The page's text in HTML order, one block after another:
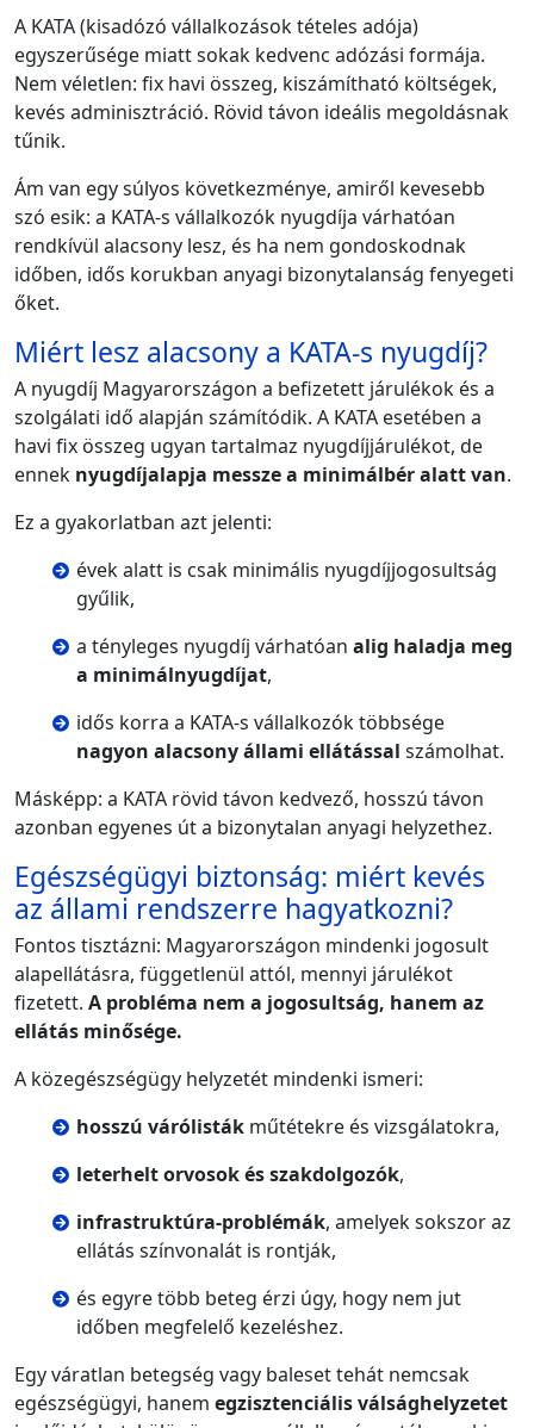
A KATA (kisadózó vállalkozások tételes adója)
egyszerűsége miatt sokak kedvenc adózási formája.
Nem véletlen: fix havi összeg, kiszámítható költségek,
kevés adminisztráció. Rövid távon ideális megoldásnak
tűnik.
Ám van egy súlyos következménye, amiről kevesebb
szó esik: a KATA-s vállalkozók nyugdíja várhatóan
rendkívül alacsony lesz, és ha nem gondoskodnak
időben, idős korukban anyagi bizonytalanság fenyegeti
őket.
Miért lesz alacsony a KATA-s nyugdíj?
A nyugdíj Magyarországon a befizetett járulékok és a
szolgálati idő alapján számítódik. A KATA esetében a
havi fix összeg ugyan tartalmaz nyugdíjjárulékot, de
ennek nyugdíjalapja messze a minimálbér alatt van.
Ez a gyakorlatban azt jelenti:
évek alatt is csak minimális nyugdíjjogosultság
gyűlik,
a tényleges nyugdíj várhatóan alig haladja meg
a minimálnyugdíjat,
idős korra a KATA-s vállalkozók többsége
nagyon alacsony állami ellátással számolhat.
Másképp: a KATA rövid távon kedvező, hosszú távon
azonban egyenes út a bizonytalan anyagi helyzethez.
Egészségügyi biztonság: miért kevés
az állami rendszerre hagyatkozni?
Fontos tisztázni: Magyarországon mindenki jogosult
alapellátásra, függetlenül attól, mennyi járulékot
fizetett. A probléma nem a jogosultság, hanem az
ellátás minősége.
A közegészségügy helyzetét mindenki ismeri:
hosszú várólisták műtétekre és vizsgálatokra,
leterhelt orvosok és szakdolgozók,
infrastruktúra-problémák, amelyek sokszor az
ellátás színvonalát is rontják,
és egyre több beteg érzi úgy, hogy nem jut
időben megfelelő kezeléshez.
Egy váratlan betegség vagy baleset tehát nemcsak
egészségügyi, hanem egzisztenciális válsághelyzetet